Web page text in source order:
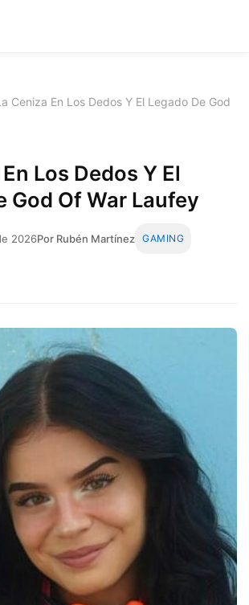
Ceniza En Los Dedos Y El Legado De God
Los Dedos Y El
God Of War Laufey
2026Por Rubén Martínez GAMING